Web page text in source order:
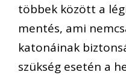
többek között a
mentés, ami
katonáinak
szükség esetén a